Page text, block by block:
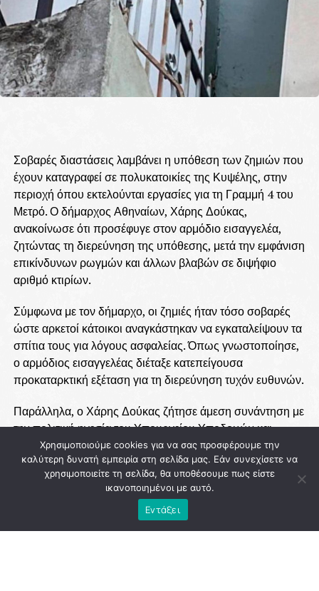
Σοβαρές διαστάσεις λαμβάνει η υπόθεση των ζημιών που
έχουν καταγραφεί σε πολυκατοικίες της Κυψέλης, στην
περιοχή όπου εκτελούνται εργασίες για τη Γραμμή 4 του
Μετρό. Ο δήμαρχος Αθηναίων, Χάρης Δούκας,
ανακοίνωσε ότι προσέφυγε στον αρμόδιο εισαγγελέα,
ζητώντας τη διερεύνηση της υπόθεσης, μετά την εμφάνιση
επικίνδυνων ρωγμών και άλλων βλαβών σε διψήφιο
αριθμό κτιρίων.
Σύμφωνα με τον δήμαρχο, οι ζημιές ήταν τόσο σοβαρές
ώστε αρκετοί κάτοικοι αναγκάστηκαν να εγκαταλείψουν τα
σπίτια τους για λόγους ασφαλείας. Όπως γνωστοποίησε,
ο αρμόδιος εισαγγελέας διέταξε κατεπείγουσα
προκαταρκτική εξέταση για τη διερεύνηση τυχόν ευθυνών.
Παράλληλα, ο Χάρης Δούκας ζήτησε άμεση συνάντηση με
την πολιτική ηγεσία του Υπουργείου Υποδομών και
Μεταφορών, καθώς και με τη διοίκηση της Ελληνικό
Μετρό Α.Ε., προκειμένου να υπάρξουν σαφείς απαντήσεις
για τα αίτια των προβλημάτων και τις ενέργειες που θα
Το θέμα επρόκειτο να συζητηθεί και στο Δημοτικό
Χρησιμοποιούμε cookies για να σας προσφέρουμε την
καλύτερη δυνατή εμπειρία στη σελίδα μας. Εάν συνεχίσετε να
χρησιμοποιείτε τη σελίδα, θα υποθέσουμε πως είστε
ικανοποιημένοι με αυτό.
Εντάξει